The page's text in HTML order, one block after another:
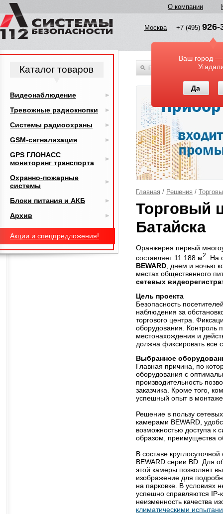
О компании
Москва +7 (495) 926-
Ваш город —
Да
По всему каталогу
Главная / Решения /
Торговый
Батайска
Оранжерея первый
составляет 11 188 м2
.
BEWARD , днем и ночью
местах общественного
сетевых
Цель проекта
Безопасность
наблюдения за
торгового центра.
оборудования. Контроль
местонахождения и
должна фиксировать все
Выбранное
Главная причина, по
оборудования с
производительность
заказчика. Кроме того,
успешный опыт в
Решение в пользу
камерами BEWARD,
возможностью доступа к
образом, преимущества
В составе
BEWARD серии BD. Для
этой камеры позволяет
изображение для
на парковке. В условиях
успешно справляются
неизменность качества
климатическими
Каталог товаров
Видеонаблюдение
Тревожные радиокнопки
Системы радиоохраны
GSM-сигнализация
GPS ГЛОНАСС
мониторинг транспорта
Охранно-пожарные
системы
Блоки питания и АКБ
Архив
Акции и спецпредложения!